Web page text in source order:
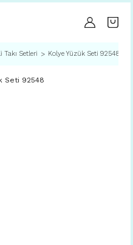
Setleri Kolye Yüzük Seti 92548